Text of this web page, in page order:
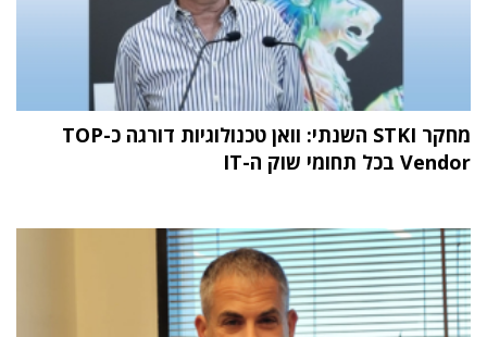
מחקר STKI השנתי: וואן טכנולוגיות דורגה כ-TOP
Vendor בכל תחומי שוק ה-IT